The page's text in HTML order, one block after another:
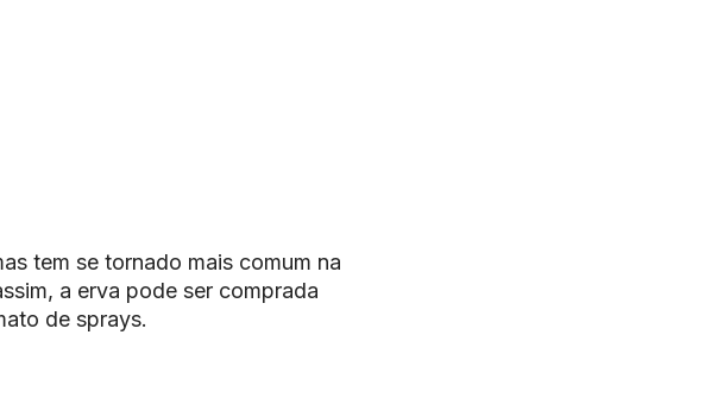
tem se tornado mais comum na
a erva pode ser comprada
de sprays.